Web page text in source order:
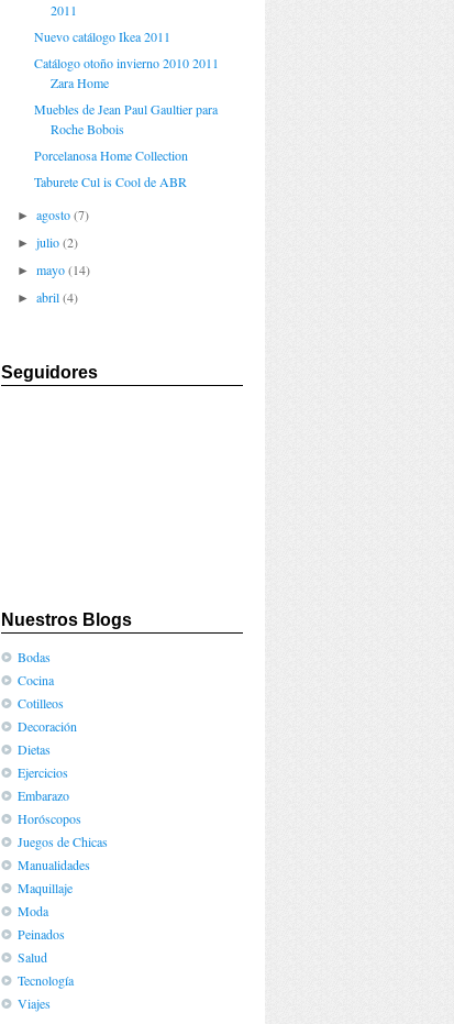
2011
Nuevo catálogo Ikea 2011
Catálogo otoño invierno 2010 2011
Zara Home
Muebles de Jean Paul Gaultier para
Roche Bobois
Porcelanosa Home Collection
Taburete Cul is Cool de ABR
►agosto (7)
►julio (2)
►mayo (14)
►abril (4)
Seguidores
Nuestros Blogs
Bodas
Cocina
Cotilleos
Decoración
Dietas
Ejercicios
Embarazo
Horóscopos
Juegos de Chicas
Manualidades
Maquillaje
Moda
Peinados
Salud
Tecnología
Viajes